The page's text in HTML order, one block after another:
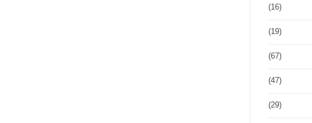
(16)
(19)
(67)
(47)
(29)